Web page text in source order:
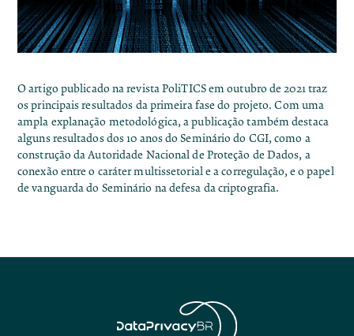
Oartigo publicado na revista PoliTICSem outubro de 2021 traz
os principais resultados da primeira fase do projeto. Com uma
ampla explanação metodológica, a publicação também destaca
alguns resultados dos 10 anos do Seminário do CGI, como a
construção da Autoridade Nacional de Proteção de Dados, a
conexão entre o caráter multissetorial e a corregulação, e o papel
de vanguarda do Seminário na defesa da criptografia.